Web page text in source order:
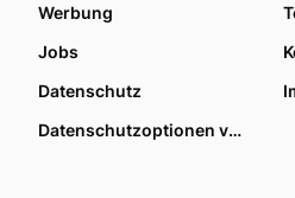
Werbung
Jobs
Datenschutz
Datenschutzoptionen verwalten